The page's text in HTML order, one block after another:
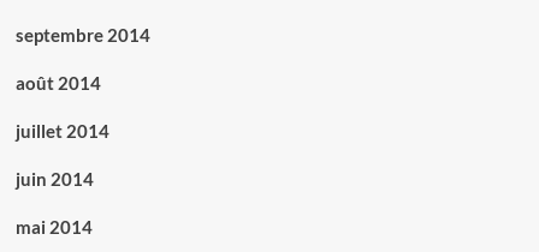
septembre 2014
août 2014
juillet 2014
juin 2014
mai 2014